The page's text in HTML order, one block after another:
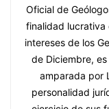
Oficial de
finalidad lucrativa
intereses de los
de Diciembre,
amparada por
personalidad